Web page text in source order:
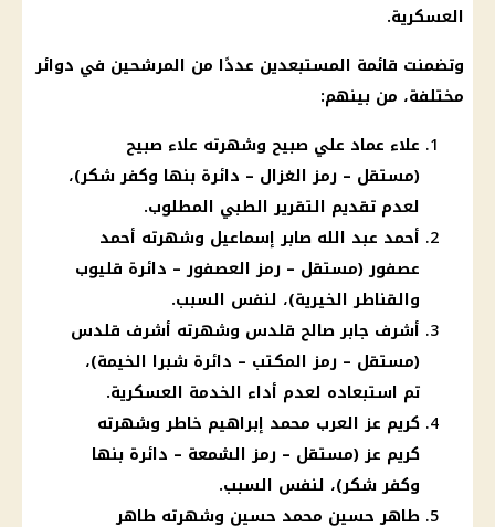
العسكرية.
وتضمنت قائمة المستبعدين عددًا من المرشحين في دوائر
مختلفة، من بينهم:
علاء عماد علي صبيح وشهرته علاء صبيح
(مستقل – رمز الغزال – دائرة بنها وكفر شكر)،
لعدم تقديم التقرير الطبي المطلوب.
أحمد عبد الله صابر إسماعيل وشهرته أحمد
عصفور (مستقل – رمز العصفور – دائرة قليوب
والقناطر الخيرية)، لنفس السبب.
أشرف جابر صالح قلدس وشهرته أشرف قلدس
(مستقل – رمز المكتب – دائرة شبرا الخيمة)،
تم استبعاده لعدم أداء الخدمة العسكرية.
كريم عز العرب محمد إبراهيم خاطر وشهرته
كريم عز (مستقل – رمز الشمعة – دائرة بنها
وكفر شكر)، لنفس السبب.
طاهر حسين محمد حسين وشهرته طاهر